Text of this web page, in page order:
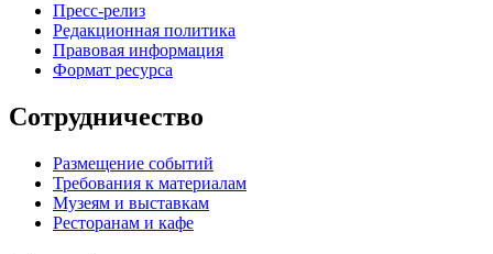
Пресс-релиз
Редакционная политика
Правовая информация
Формат ресурса
Сотрудничество
Размещение событий
Требования к материалам
Музеям и выставкам
Ресторанам и кафе